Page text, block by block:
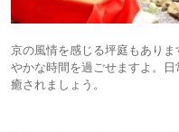
京の風情を感じる坪庭もあり
やかな時間を過ごせますよ。
癒されましょう。